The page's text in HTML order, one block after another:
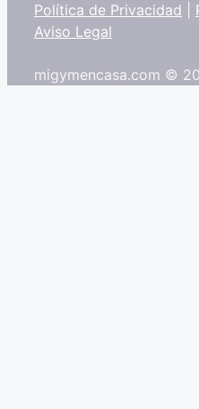
Política de Privacidad
Aviso Legal
migymencasa.com ©